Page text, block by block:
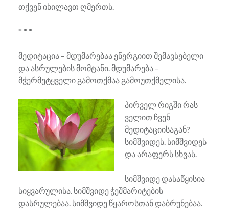
თქვენ იხილავთ ღმერთს.
* * *
მედიტაცია – მდუმარებაა ენერგიით შემავსებელი
და ასრულების მომტანი. მდუმარება –
მჭერმეტყველი გამოთქმაა გამოუთქმელისა.
პირველ რიგში რას
ველით ჩვენ
მედიტაციისაგან?
სიმშვიდეს. სიმშვიდეს
და არაფერს სხვას.
სიმშვიდე დასაწყისია
სიყვარულისა. სიმშვიდე ჭეშმარიტების
დასრულებაა. სიმშვიდე წყაროსთან დაბრუნებაა.